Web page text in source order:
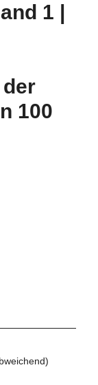
1 |
100